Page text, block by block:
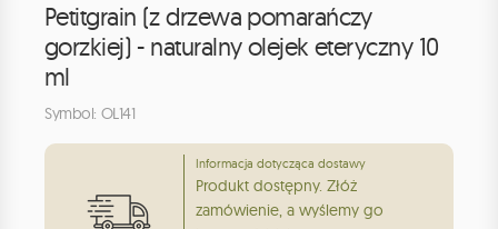
Petitgrain (z drzewa pomarańczy
gorzkiej) - naturalny olejek eteryczny 10
ml
Symbol: OL141
Informacja dotycząca dostawy
Produkt dostępny. Złóż
zamówienie, a wyślemy go